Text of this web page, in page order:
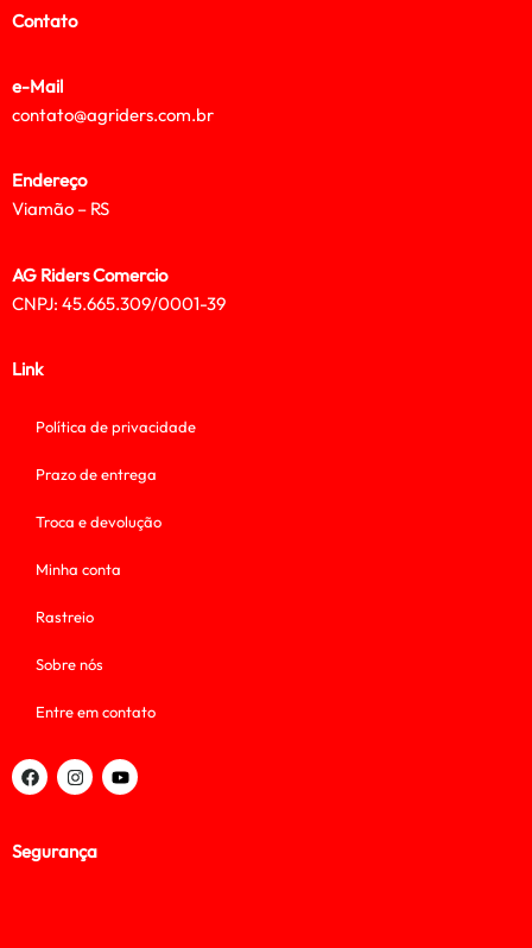
Contato
e-Mail
contato@agriders.com.br
Endereço
Viamão – RS
AG Riders Comercio
CNPJ: 45.665.309/0001-39
Link
Política de privacidade
Prazo de entrega
Troca e devolução
Minha conta
Rastreio
Sobre nós
Entre em contato
Segurança